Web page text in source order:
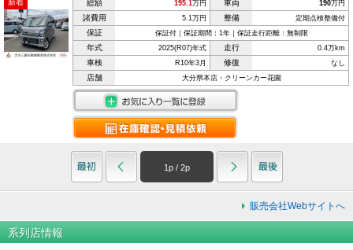
新着 総額 195.1万円 車両 190万円
諸費用 5.1万円 整備 定期点検整備付
保証 保証付｜保証期間：1年｜保証走行距離：無制限
年式 2025(R07)年式 走行 0.4万km
車検 R10年3月 修復 なし
店舗 大分県本店・クリーンカー花園
1p / 2p
販売会社Webサイトへ
系列店情報